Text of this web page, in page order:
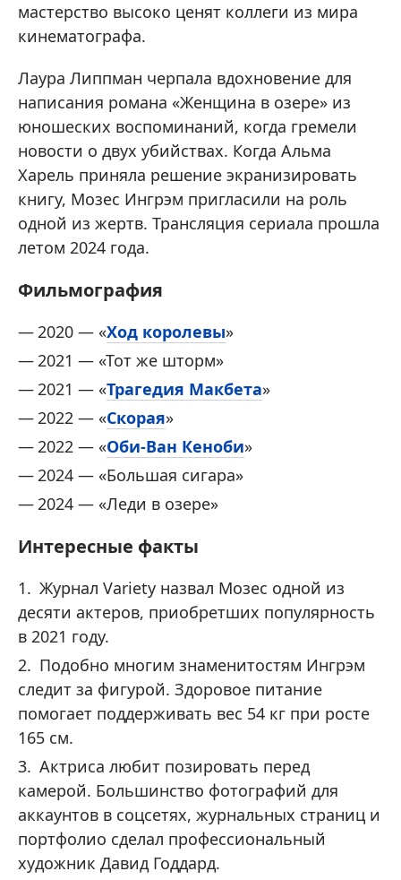
мастерство высоко ценят коллеги из мира
кинематографа.
Лаура Липпман черпала вдохновение для
написания романа «Женщина в озере» из
юношеских воспоминаний, когда гремели
новости о двух убийствах. Когда Альма
Харель приняла решение экранизировать
книгу, Мозес Ингрэм пригласили на роль
одной из жертв. Трансляция сериала прошла
летом 2024 года.
Фильмография
2020 — «Ход королевы»
2021 — «Тот же шторм»
2021 — «Трагедия Макбета»
2022 — «Скорая»
2022 — «Оби-Ван Кеноби»
2024 — «Большая сигара»
2024 — «Леди в озере »
Интересные факты
Журнал Variety назвал Мозес одной из
десяти актеров, приобретших популярность
в 2021 году.
Подобно многим знаменитостям Ингрэм
следит за фигурой. Здоровое питание
помогает поддерживать вес 54 кг при росте
165 см.
Актриса любит позировать перед
камерой. Большинство фотографий для
аккаунтов в соцсетях, журнальных страниц и
портфолио сделал профессиональный
художник Давид Годдард.